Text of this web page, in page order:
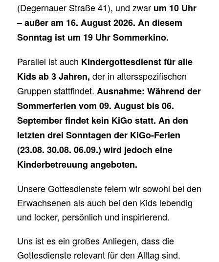
(Degernauer Straße 41), und zwar um 10 Uhr
– außer am 16. August 2026. An diesem
Sonntag ist um 19 Uhr Sommerkino.
Parallel ist auch Kindergottesdienstfür alle
Kids ab 3 Jahren, der in altersspezifischen
Gruppen stattfindet. Ausnahme: Während der
Sommerferien vom 09. August bis 06.
September findet kein KiGo statt. An den
letzten drei Sonntagen der KiGo-Ferien
(23.08. 30.08. 06.09.) wird jedoch eine
Kinderbetreuung angeboten.
Unsere Gottesdienste feiern wir sowohl bei den
Erwachsenen als auch bei den Kids lebendig
und locker, persönlich und inspirierend.
Uns ist es ein großes Anliegen, dass die
Gottesdienste relevant für den Alltag sind.